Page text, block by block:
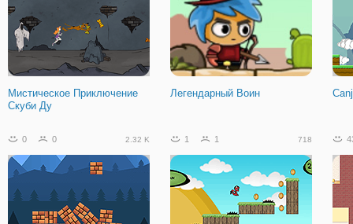
Мистическое Приключение
Скуби Ду
Легендарный Воин
0 0 2.32 K 1 1 718